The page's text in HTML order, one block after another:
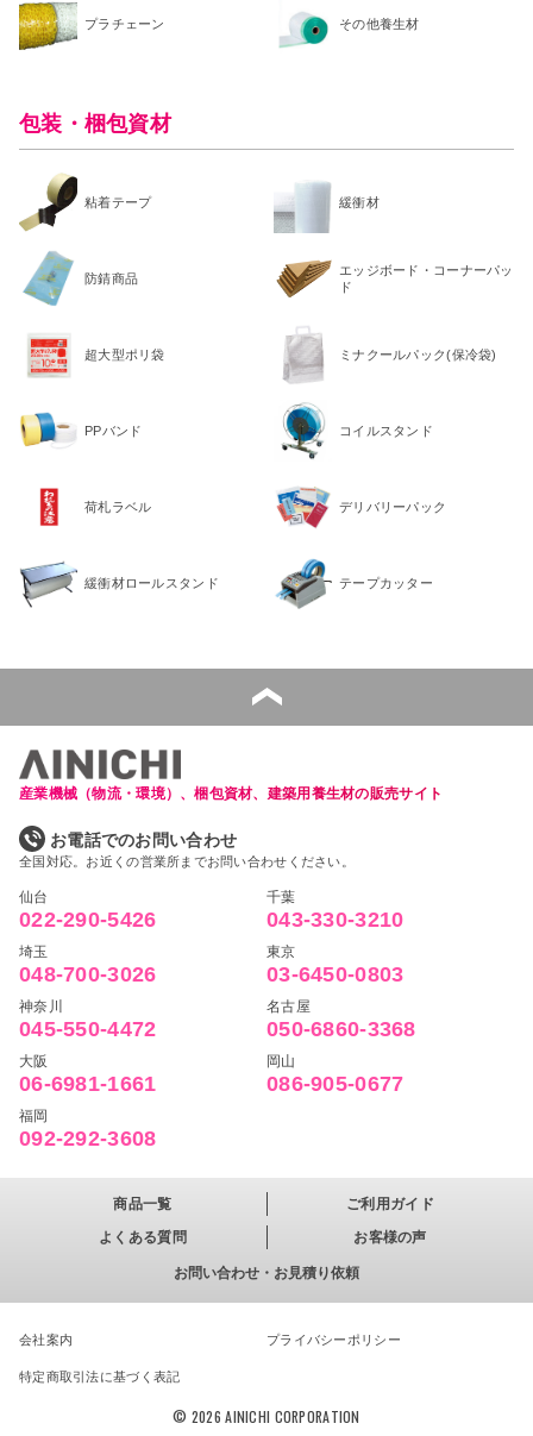
プラチェーン その他養生材
包装・梱包資材
粘着テープ 緩衝材
防錆商品
エッジボード・コーナーパッ
ド
超大型ポリ袋 ミナクールパック(保冷袋)
PPバンド コイルスタンド
荷札ラベル デリバリーパック
緩衝材ロールスタンド テープカッター
産業機械（物流・環境）、梱包資材、建築用養生材の販売サイト
お電話でのお問い合わせ
全国対応。お近くの営業所までお問い合わせください。
仙台
022-290-5426
千葉
043-330-3210
埼玉
048-700-3026
東京
03-6450-0803
神奈川
045-550-4472
名古屋
050-6860-3368
大阪
06-6981-1661
岡山
086-905-0677
福岡
092-292-3608
商品一覧
ご利用ガイド
よくある質問
お客様の声
お問い合わせ・お見積り依頼
会社案内 プライバシーポリシー
特定商取引法に基づく表記
© 2026 AINICHI CORPORATION